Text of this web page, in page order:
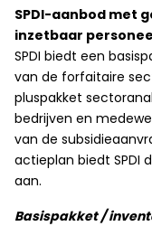
SPDI-aanbod met
inzetbaar
SPDI biedt een
van de forfaitaire
pluspakket
bedrijven en
van de
actieplan biedt SPDI
aan.
Basispakket /